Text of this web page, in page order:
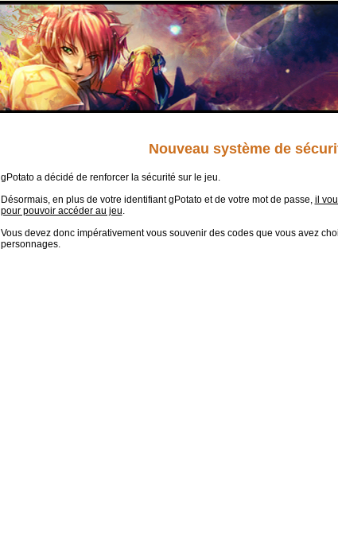
Nouveau système de
gPotato a décidé de renforcer la sécurité sur le jeu.
Désormais, en plus de votre identifiant gPotato et de votre mot de passe, il
pour pouvoir accéder au jeu.
Vous devez donc impérativement vous souvenir des codes que vous avez
personnages.